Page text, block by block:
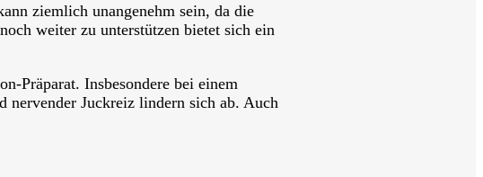
ziemlich unangenehm sein, da die
weiter zu unterstützen bietet sich ein
Präparat. Insbesondere bei einem
nervender Juckreiz lindern sich ab. Auch